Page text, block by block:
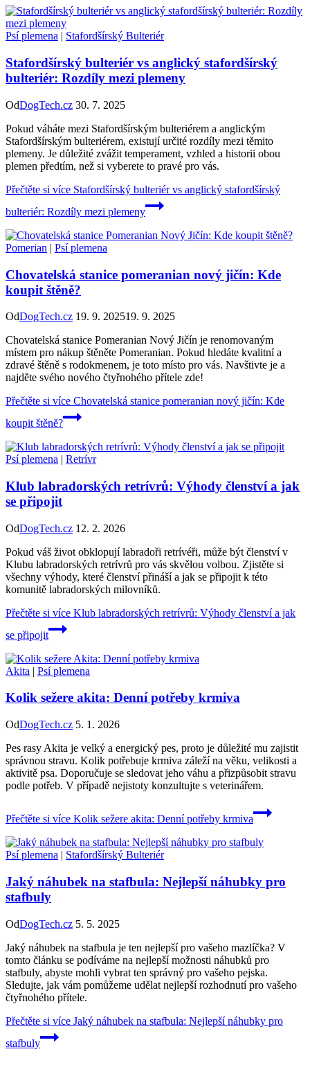
Psí plemena | Stafordšírský Bulteriér
Stafordšírský bulteriér vs anglický stafordšírský
bulteriér: Rozdíly mezi plemeny
OdDogTech.cz 30. 7. 2025
Pokud váháte mezi Stafordšírským bulteriérem a anglickým
Stafordšírským bulteriérem, existují určité rozdíly mezi těmito
plemeny. Je důležité zvážit temperament, vzhled a historii obou
plemen předtím, než si vyberete to pravé pro vás.
Přečtěte si více Stafordšírský bulteriér vs anglický stafordšírský
bulteriér: Rozdíly mezi plemeny
Pomerian | Psí plemena
Chovatelská stanice pomeranian nový jičín: Kde
koupit štěně?
OdDogTech.cz 19. 9. 202519. 9. 2025
Chovatelská stanice Pomeranian Nový Jičín je renomovaným
místem pro nákup štěněte Pomeranian. Pokud hledáte kvalitní a
zdravé štěně s rodokmenem, je toto místo pro vás. Navštivte je a
najděte svého nového čtyřnohého přítele zde!
Přečtěte si více Chovatelská stanice pomeranian nový jičín: Kde
koupit štěně?
Psí plemena | Retrívr
Klub labradorských retrívrů: Výhody členství a jak
se připojit
OdDogTech.cz 12. 2. 2026
Pokud váš život obklopují labradoři retrívéři, může být členství v
Klubu labradorských retrívrů pro vás skvělou volbou. Zjistěte si
všechny výhody, které členství přináší a jak se připojit k této
komunitě labradorských milovníků.
Přečtěte si více Klub labradorských retrívrů: Výhody členství a jak
se připojit
Akita | Psí plemena
Kolik sežere akita: Denní potřeby krmiva
OdDogTech.cz 5. 1. 2026
Pes rasy Akita je velký a energický pes, proto je důležité mu zajistit
správnou stravu. Kolik potřebuje krmiva záleží na věku, velikosti a
aktivitě psa. Doporučuje se sledovat jeho váhu a přizpůsobit stravu
podle potřeb. V případě nejistoty konzultujte s veterinářem.
Přečtěte si více Kolik sežere akita: Denní potřeby krmiva
Psí plemena | Stafordšírský Bulteriér
Jaký náhubek na stafbula: Nejlepší náhubky pro
stafbuly
OdDogTech.cz 5. 5. 2025
Jaký náhubek na stafbula je ten nejlepší pro vašeho mazlíčka? V
tomto článku se podíváme na nejlepší možnosti náhubků pro
stafbuly, abyste mohli vybrat ten správný pro vašeho pejska.
Sledujte, jak vám pomůžeme udělat nejlepší rozhodnutí pro vašeho
čtyřnohého přítele.
Přečtěte si více Jaký náhubek na stafbula: Nejlepší náhubky pro
stafbuly